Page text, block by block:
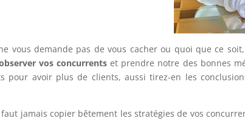
pas de vous cacher ou quoi que ce soit,
vos concurrents et prendre notre des bonnes
pour avoir plus de clients, aussi tirez-en les
jamais copier bêtement les stratégies de vos